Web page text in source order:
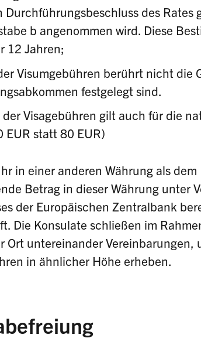
Durchführungsbeschluss des Rates
b angenommen wird. Diese
12 Jahren;
Visumgebühren berührt nicht die
festgelegt sind.
der Visagebühren gilt auch für die
EUR statt 80 EUR)
in einer anderen Währung als dem
Betrag in dieser Währung unter
der Europäischen Zentralbank
Die Konsulate schließen im
Ort untereinander Vereinbarungen,
in ähnlicher Höhe erheben.